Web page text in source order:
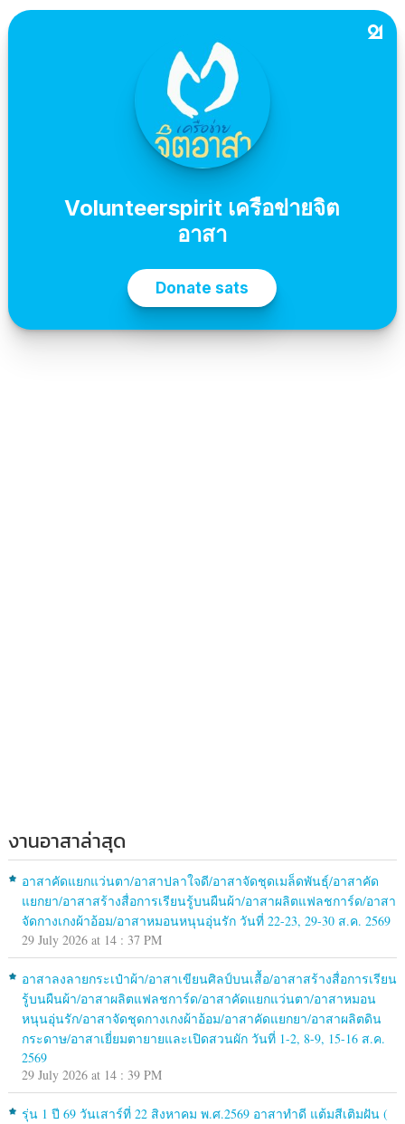
งานอาสาล่าสุด
อาสาคัดแยกแว่นตา/อาสาปลาใจดี/อาสาจัดชุดเมล็ดพันธุ์/อาสาคัด
แยกยา/อาสาสร้างสื่อการเรียนรู้บนผืนผ้า/อาสาผลิตแฟลชการ์ด/อาสา
จัดกางเกงผ้าอ้อม/อาสาหมอนหนุนอุ่นรัก วันที่ 22-23, 29-30 ส.ค. 2569
29 July 2026 at 14 : 37 PM
อาสาลงลายกระเป๋าผ้า/อาสาเขียนศิลป์บนเสื้อ/อาสาสร้างสื่อการเรียน
รู้บนผืนผ้า/อาสาผลิตแฟลชการ์ด/อาสาคัดแยกแว่นตา/อาสาหมอน
หนุนอุ่นรัก/อาสาจัดชุดกางเกงผ้าอ้อม/อาสาคัดแยกยา/อาสาผลิตดิน
กระดาษ/อาสาเยี่ยมตายายและเปิดสวนผัก วันที่ 1-2, 8-9, 15-16 ส.ค.
2569
29 July 2026 at 14 : 39 PM
รุ่น 1 ปี 69 วันเสาร์ที่ 22 สิงหาคม พ.ศ.2569 อาสาทำดี แต้มสีเติมฝัน (